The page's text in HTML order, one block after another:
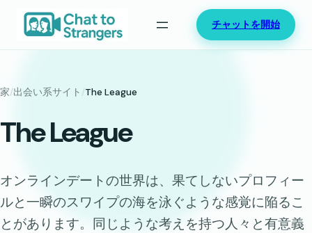
キ
プ
チャットを開始
家/出会い系サイト /The League
The League
オンラインデートの世界は、果てしないプロフィー
ルと一瞬のスワイプの海を泳ぐような感覚に陥るこ
とがあります。同じような考えを持つ人々と有意義